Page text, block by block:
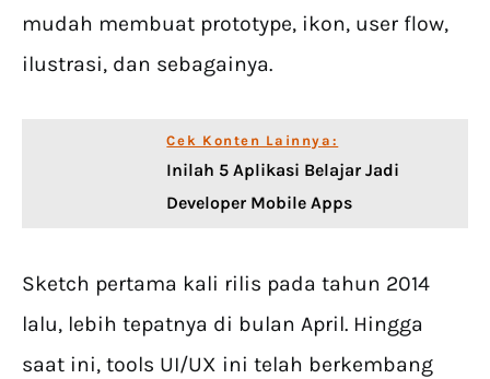
mudah membuat prototype, ikon, user flow,
ilustrasi, dan sebagainya.
Cek Konten Lainnya:
Inilah 5 Aplikasi Belajar Jadi
Developer Mobile Apps
Sketch pertama kali rilis pada tahun 2014
lalu, lebih tepatnya di bulan April. Hingga
saat ini, tools UI/UX ini telah berkembang